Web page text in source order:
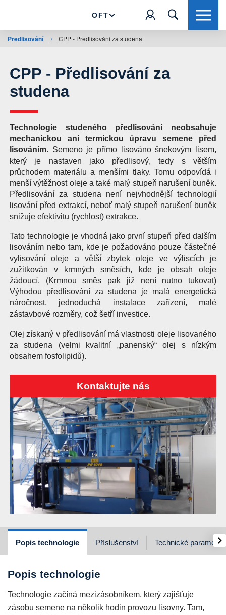
OFT
Předlisování / CPP - Předlisování za studena
CPP - Předlisování za
studena
Technologie studeného předlisování neobsahuje
mechanickou ani termickou úpravu semene před
lisováním. Semeno je přímo lisováno šnekovým lisem,
který je nastaven jako předlisový, tedy s větším
průchodem materiálu a menšími tlaky. Tomu odpovídá i
menší výtěžnost oleje a také malý stupeň narušení buněk.
Předlisování za studena není nejvhodnější technologií
lisování před extrakcí, neboť malý stupeň narušení buněk
snižuje efektivitu (rychlost) extrakce.
Tato technologie je vhodná jako první stupeň před dalším
lisováním nebo tam, kde je požadováno pouze částečné
vylisování oleje a větší zbytek oleje ve výliscích je
zužitkován v krmných směsích, kde je obsah oleje
žádoucí. (Krmnou směs pak již není nutno tukovat)
Výhodou předlisování za studena je malá energetická
náročnost, jednoduchá instalace zařízení, malé
zástavbové rozměry, což šetří investice.
Olej získaný v předlisování má vlastnosti oleje lisovaného
za studena (velmi kvalitní „panenský“ olej s nízkým
obsahem fosfolipidů).
Kontaktujte nás
Popis technologie Příslušenství Technické parametry
›
Popis technologie
Technologie začíná mezizásobníkem, který zajišťuje
zásobu semene na několik hodin provozu lisovny. Tam,